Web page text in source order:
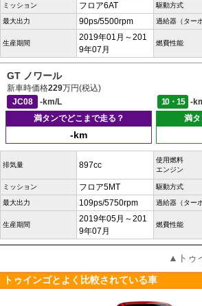
ミッション フロア6AT 駆動方式
最大出力 90ps/5500rpm 過給器（ターボ
生産期間
2019年01月～201
9年07月
燃費性能
GT ノワール
新車時価格229万円(税込)
JC08
-km/L 10・15
-
満タンでどこまで走る？
-km
満
排気量 897cc
使用燃料
エンジン
ミッション フロア5MT 駆動方式
最大出力 109ps/5750rpm 過給器（ターボ
生産期間
2019年05月～201
9年07月
燃費性能
▲トゥ
トゥインゴとよく比較されている車